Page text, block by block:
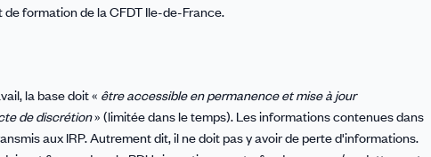
de formation de la CFDT Ile-de-France.
la base doit « être accessible en permanence et mise à jour
de discrétion» (limitée dans le temps). Les informations contenues dans
aux IRP. Autrement dit, il ne doit pas y avoir de perte d'informations.